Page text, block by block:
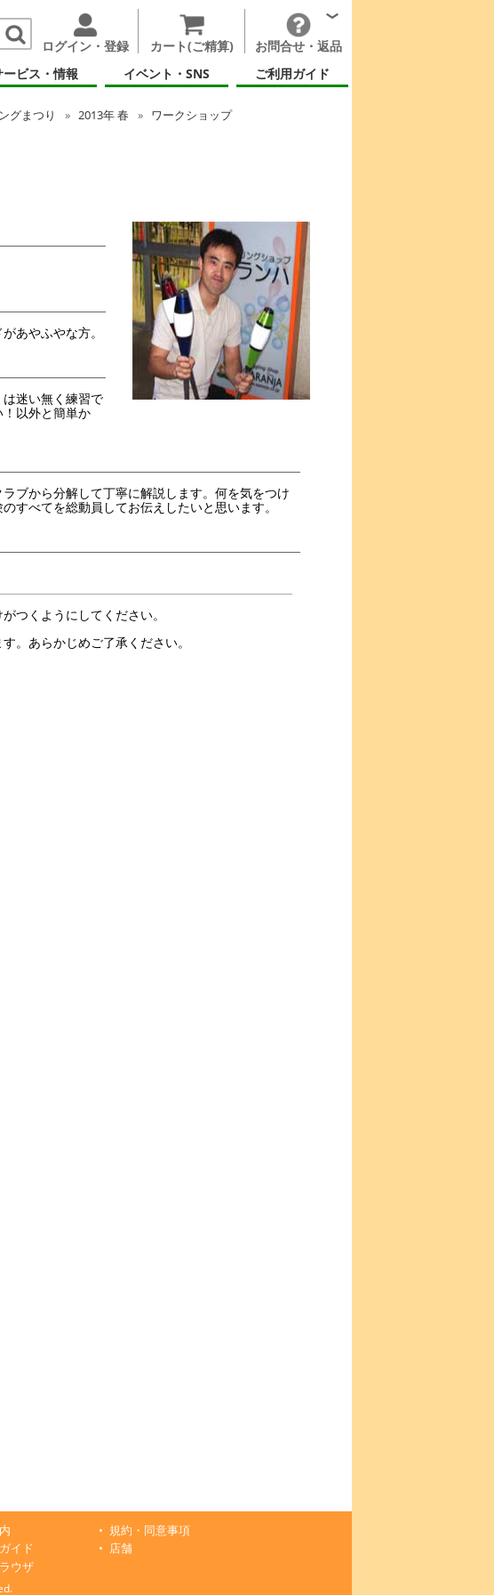
ログイン・登録 カート(ご精算)
お問合せ・返品
ービス・情報 イベント・SNS ご利用ガイド
グまつり 2013年 春
ワークショップ
あやふやな方。
迷い無く練習で
以外と簡単か
ブから分解して丁寧に解説します。何を気をつけ
すべてを総動員してお伝えしたいと思います。
つくようにしてください。
。あらかじめご了承ください。
規約・同意事項
イド
店舗
ウザ